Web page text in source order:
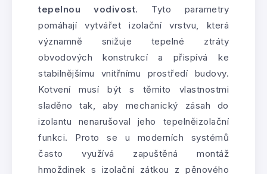
tepelnou vodivost. Tyto parametry
pomáhají vytvářet izolační vrstvu, která
významně snižuje tepelné ztráty
obvodových konstrukcí a přispívá ke
stabilnějšímu vnitřnímu prostředí budovy.
Kotvení musí být s těmito vlastnostmi
sladěno tak, aby mechanický zásah do
izolantu nenarušoval jeho tepelněizolační
funkci. Proto se u moderních systémů
často využívá zapuštěná montáž
hmoždinek s izolační zátkou z pěnového